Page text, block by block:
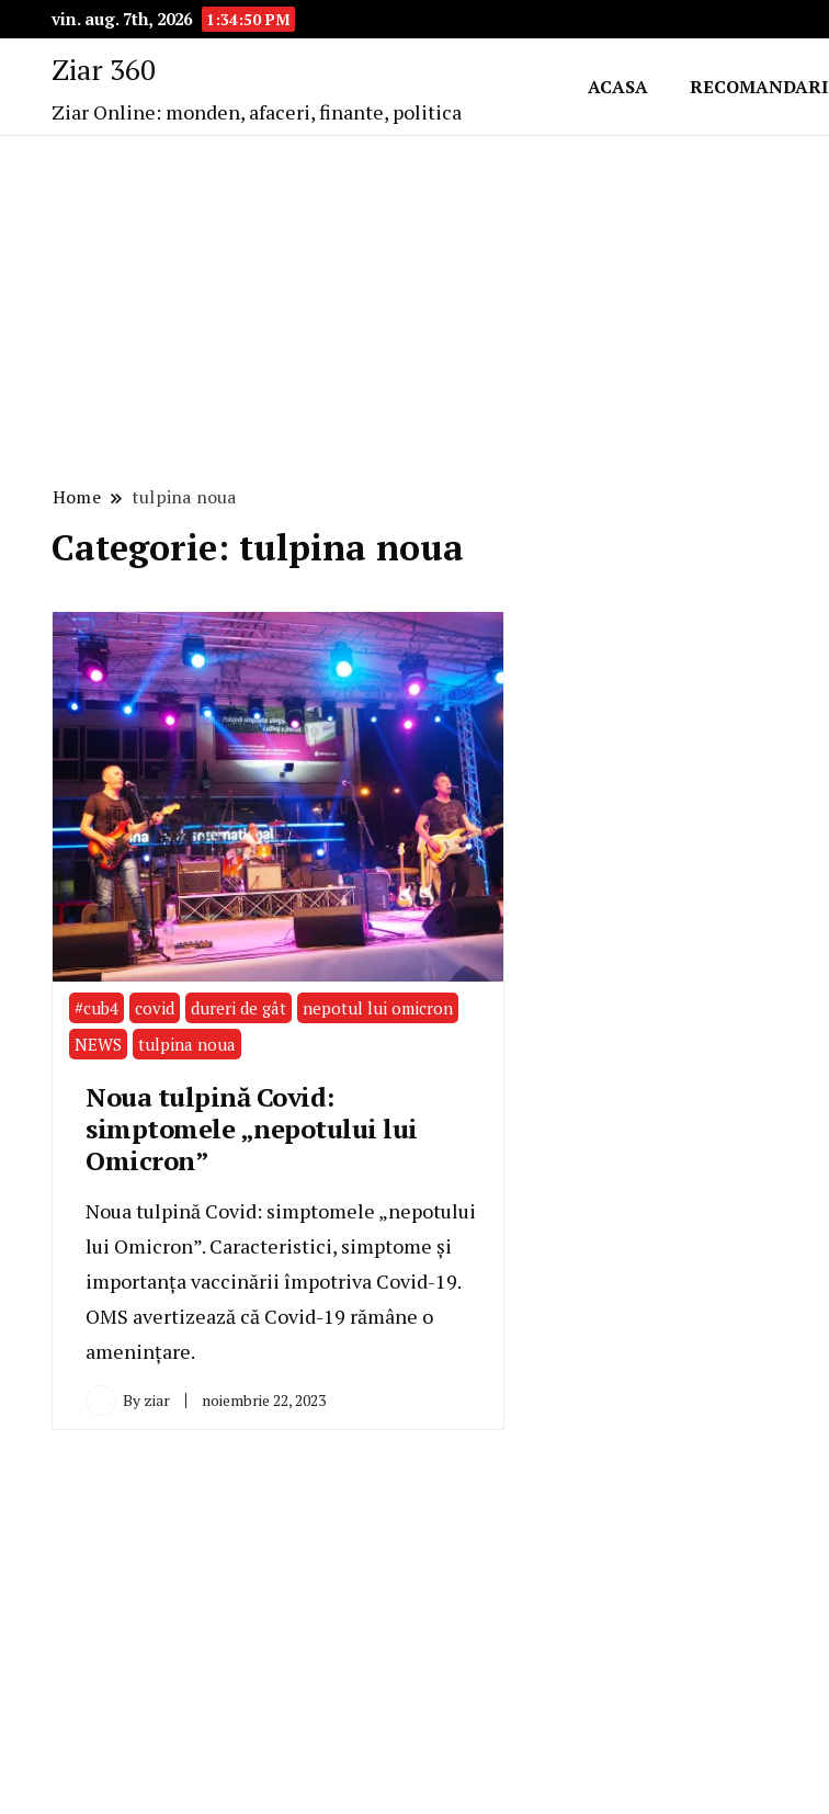
vin. aug. 7th, 2026 1:34:51 PM
Ziar 360
Ziar Online: monden, afaceri, finante, politica
ACASA RECOMANDARI
Home tulpina noua
Categorie: tulpina noua
#cub4 covid dureri de gât
nepotul lui omicron
NEWS
tulpina noua
Noua tulpină Covid:
simptomele „nepotului lui
Omicron”
Noua tulpină Covid: simptomele „nepotului
lui Omicron”. Caracteristici, simptome și
importanța vaccinării împotriva Covid-19.
OMS avertizează că Covid-19 rămâne o
amenințare.
By ziar noiembrie 22, 2023